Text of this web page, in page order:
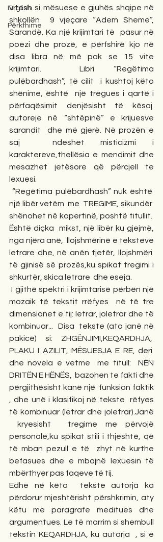
English
Përkthime
vitesh si mësuese e gjuhës shqipe në
shkollën  9 vjeçare “Adem Sheme”,
Sarandë. Ka një krijimtari të  pasur në
poezi dhe prozë, e përfshirë kjo në
disa libra në më pak se 15 vite
krijimtari.  Libri “Regëtima
pulëbardhash”, të cilit  i kushtoj këto
shënime, është  një tregues i qartë i
përfaqësimit denjësisht të kësaj
autoreje në “shtëpinë” e krijuesve
sarandit  dhe më gjerë. Në prozën e
saj  ndeshet misticizmi i
karaktereve,thellësia e mendimit dhe
mesazhet jetësore që përcjell te
lexuesi.
“Regëtima pulëbardhash” nuk është
një libër vetëm  me  TREGIME, sikundër
shënohet në kopertinë, poshtë titullit.
Është diçka  mikst, një libër ku gjejmë,
nga njëra anë,  llojshmërinë e teksteve
letrare dhe, në anën tjetër, llojshmëri
të gjinisë së prozës,ku spikat tregimi i
shkurtër, skica letrare  dhe eseja.
I gjithë spektri i krijimtarisë përbën një
mozaik të tekstit rrëfyes  në të tre
dimensionet e tij: letrar, joletrar dhe të
kombinuar...  Disa  tekste (ato janë në
pakicë) si: ZHGËNJIMI,KEQARDHJA,
PLAKU I AZILIT, MËSUESJA E RE, deri
dhe novela e vetme  me titull:  NËN
DRITËN E HËNËS,  bazohen te fakti dhe
përgjithësisht kanë një  funksion faktik
, dhe unë i klasifikoj në tekste  rëfyes
të kombinuar (letrar dhe joletrar).Janë
kryesisht  tregime me përvojë
personale,ku spikat stili i thjeshtë, që
të mban pezull e të  zhyt në kurthe
befasues dhe e mbajnë lexuesin të
mbërthyer pas faqeve të tij.
Edhe në këto  tekste autorja ka
përdorur mjeshtërisht përshkrimin, aty
këtu me paragrafe meditues dhe
argumentues. Le të marrim si shembull
tekstin KEQARDHJA, ku autorja  , si e